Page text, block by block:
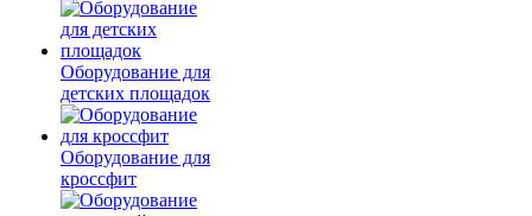
Оборудование для
детских площадок
Оборудование для
кроссфит